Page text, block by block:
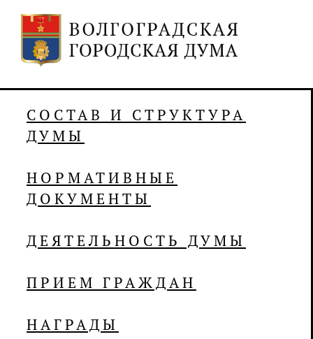
СОСТАВ И СТРУКТУРА
ДУМЫ
НОРМАТИВНЫЕ
ДОКУМЕНТЫ
ДЕЯТЕЛЬНОСТЬ ДУМЫ
ПРИЕМ ГРАЖДАН
НАГРАДЫ